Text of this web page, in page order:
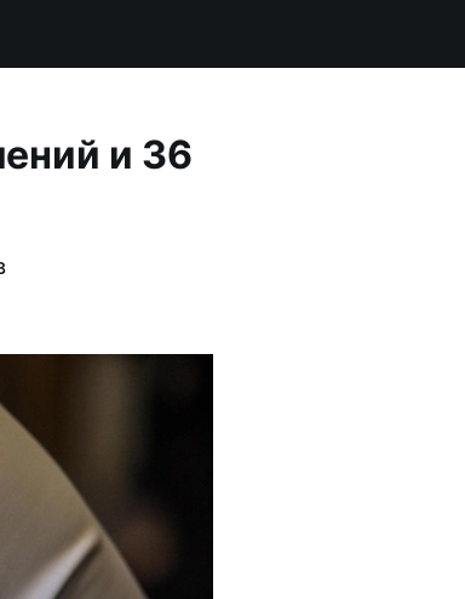
и 36